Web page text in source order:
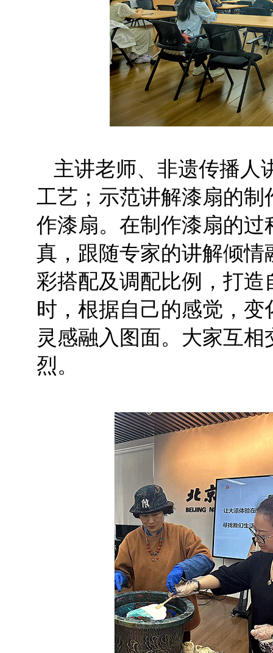
主讲老师、非遗传播人
工艺；示范讲解漆扇的
作漆扇。在制作漆扇的
真，跟随专家的讲解倾
彩搭配及调配比例，打
时，根据自己的感觉，
灵感融入图面。大家互
烈。